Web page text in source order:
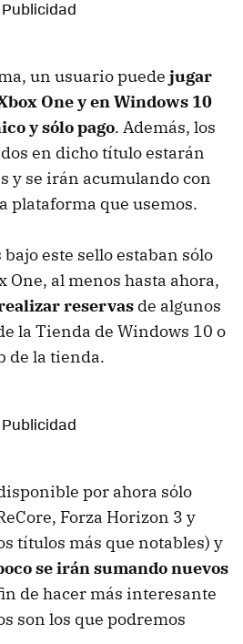
un usuario puede jugar
One y en Windows 10
y sólo pago. Además, los
en dicho título estarán
y se irán acumulando con
plataforma que usemos.
este sello estaban sólo
One, al menos hasta ahora,
reservas de algunos
la Tienda de Windows 10 o
de la tienda.
por ahora sólo
Forza Horizon 3 y
títulos más que notables) y
se irán sumando nuevos
de hacer más interesante
son los que podremos